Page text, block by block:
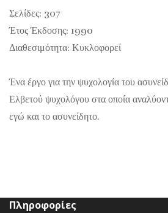
Σελίδες: 307
Έτος Έκδοσης: 1990
Διαθεσιμότητα: Κυκλοφορεί
Ένα έργο για την ψυχολογία του
Ελβετού ψυχολόγου στα οποία
εγώ και το ασυνείδητο.
Πληροφορίες